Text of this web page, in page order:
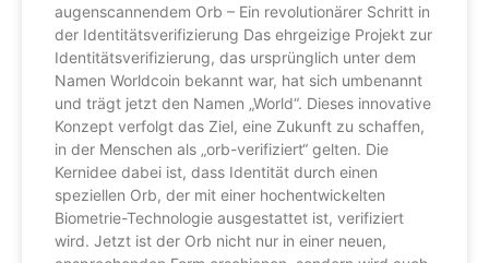
augenscannendem Orb – Ein revolutionärer Schritt in
der Identitätsverifizierung Das ehrgeizige Projekt zur
Identitätsverifizierung, das ursprünglich unter dem
Namen Worldcoin bekannt war, hat sich umbenannt
und trägt jetzt den Namen „World“. Dieses innovative
Konzept verfolgt das Ziel, eine Zukunft zu schaffen,
in der Menschen als „orb-verifiziert“ gelten. Die
Kernidee dabei ist, dass Identität durch einen
speziellen Orb, der mit einer hochentwickelten
Biometrie-Technologie ausgestattet ist, verifiziert
wird. Jetzt ist der Orb nicht nur in einer neuen,